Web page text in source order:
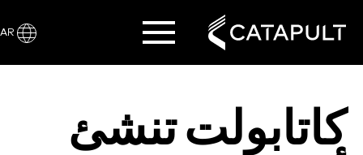
كاتابولت تنشئ